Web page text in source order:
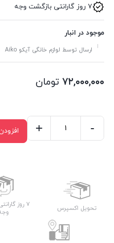
۷ روز گارانتی بازگشت وجه
موجود در انبار
ارسال توسط لوازم خانگی آیکو Aiko
۷۲,۰۰۰,۰۰۰ تومان
AK1220EM
-
+
تحویل اکسپرس
۷ روز